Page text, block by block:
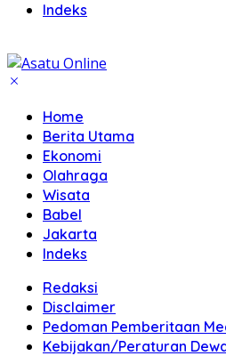
Indeks
Home
Berita Utama
Ekonomi
Olahraga
Wisata
Babel
Jakarta
Indeks
Redaksi
Disclaimer
Pedoman Pemberitaan
Kebijakan/Peraturan